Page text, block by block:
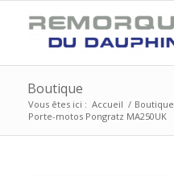
Boutique
Vous êtes ici : Accueil / Boutique
Porte-motos Pongratz MA250UK